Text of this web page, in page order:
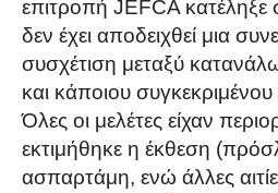
επιτροπή JEFCA
δεν έχει αποδειχθεί μια
συσχέτιση μεταξύ
και κάποιου
Όλες οι μελέτες είχαν
εκτιμήθηκε η έκθεση
ασπαρτάμη, ενώ άλλες